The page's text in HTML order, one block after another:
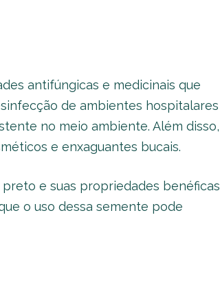
antifúngicas e medicinais que
de ambientes hospitalares
no meio ambiente. Além disso,
e enxaguantes bucais.
e suas propriedades benéficas
o uso dessa semente pode